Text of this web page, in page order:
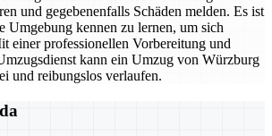
und gegebenenfalls Schäden melden. Es ist
Umgebung kennen zu lernen, um sich
einer professionellen Vorbereitung und
kann ein Umzug von Würzburg
und reibungslos verlaufen.